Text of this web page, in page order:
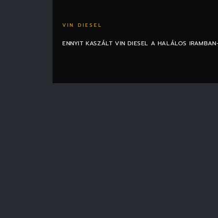
VIN DIESEL
ENNYIT KASZÁLT VIN DIESEL A HALÁLOS